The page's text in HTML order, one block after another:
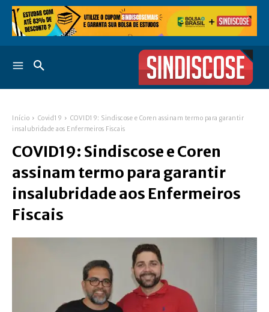
Início Covid19
COVID19: Sindiscose e Coren assinam termo para garantir
insalubridade aos Enfermeiros Fiscais
COVID19: Sindiscose e Coren
assinam termo para garantir
insalubridade aos Enfermeiros
Fiscais